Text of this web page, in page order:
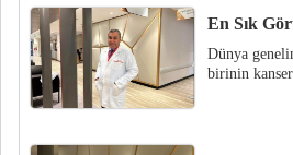
En Sık
Dünya
birinin